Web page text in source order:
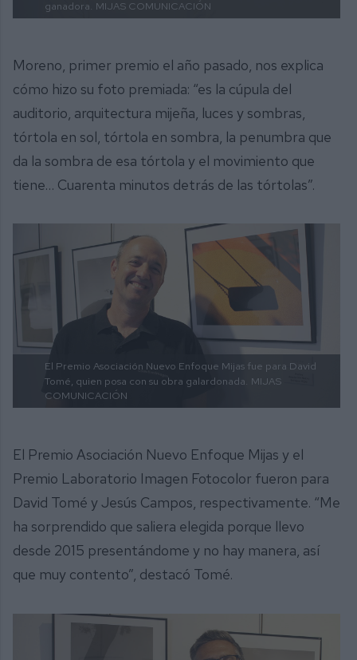
ganadora. MIJAS COMUNICACIÓN
Moreno, primer premio el año pasado, nos explica
cómo hizo su foto premiada: “es la cúpula del
auditorio, arquitectura mijeña, luces y sombras,
tórtola en sol, tórtola en sombra, la penumbra que
da la sombra de esa tórtola y el movimiento que
tiene… Cuarenta minutos detrás de las tórtolas”.
El Premio Asociación Nuevo Enfoque Mijas fue para David
Tomé, quien posa con su obra galardonada. MIJAS
COMUNICACIÓN
El Premio Asociación Nuevo Enfoque Mijas y el
Premio Laboratorio Imagen Fotocolor fueron para
David Tomé y Jesús Campos, respectivamente. “Me
ha sorprendido que saliera elegida porque llevo
desde 2015 presentándome y no hay manera, así
que muy contento”, destacó Tomé.